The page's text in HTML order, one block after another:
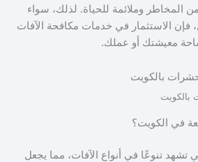
المخاطر وملائمة للحياة. لذلك، سواء
الاستثمار في خدمات مكافحة الآفات
معيشتك أو عملك.
بالكويت
في الكويت؟
تشهد تنوعًا في أنواع الآفات، مما يجعل